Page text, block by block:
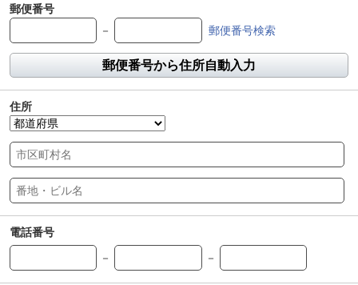
郵便番号
－
郵便番号検索
郵便番号から住所自動入力
住所
電話番号
－
－